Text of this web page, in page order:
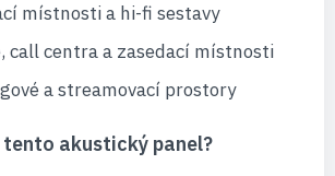
místnosti a hi-fi sestavy
call centra a zasedací místnosti
a streamovací prostory
akustický panel?